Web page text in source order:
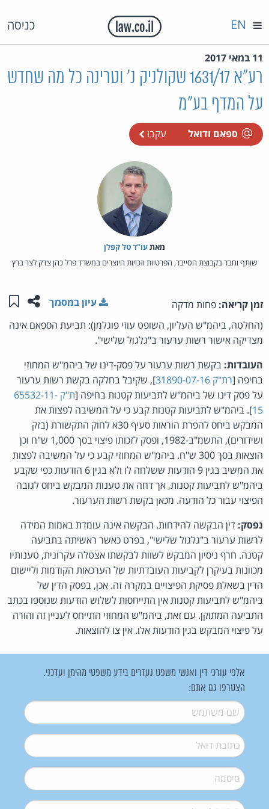
כניסה EN
11 במאי 2017
רע"א 1631/17 שקולניק נ' וטרינה כל מה שחדש
על המדף בע"מ
ספאם ודואל עקבו
מאת‏עו"ד טל קפלן
שותף וחבר בקבוצת הסייבר, הפרטיות וזכויות היוצרים במשרד פרל כהן צדק לצר ברץ
זמן קריאה: פחות מדקה שתפו
עיון במסמך
(החלטה, ביהמ"ש העליון, השופט עוזי פוגלמן): תביעת הספאם אינה
מצדיקה אישור רשות ערעור ב"גלגול שלישי".
העובדות: בקשת רשות ערעור על פסק-דינו של ביהמ"ש המחוזי
בחיפה [רת"ק 31890-07-16
], שקיבל בחלקה בקשת רשות ערעור
על פסק דינו של ביהמ"ש לתביעות קטנות בחיפה [
ת"ק 65532-11-
15]. ביהמ"ש לתביעות קטנות קבע כי על המשיבה לפצות את
המבקש ביחס להפרת הוראות סעיף 30א לחוק התקשורת (בזק
ושידורים), התשמ"ב-1982, ופסק לזכותו פיצוי בסך 1,000 ש"ח וכן
הוצאות בסך 300 ש"ח. ביהמ"ש המחוזי קבע כי על המשיבה לפצות
את המשיב בגין 9 הודעות ששלחה לו ולא בגין 6 הודעות כפי שקבע
ביהמ"ש לתביעות קטנות, אך דחה את טענות המבקש ביחס לגובה
הפיצוי עבור כל הודעה. מכאן בקשת רשות הערעור.
נפסק: דין הבקשה להידחות. הבקשה אינה עומדת באמות המידה
לרשות ערעור ב"גלגול שלישי", בפרט כאשר ראשיתה בתביעה
קטנה. חרף ניסיון המבקש לשוות לבקשתו אצטלה עקרונית, טענותיו
מכוונות בעיקרן לקביעות העובדתיות של הערכאות הקודמות וליישום
הדין בשאלת פסיקת הפיצויים במקרה זה. אכן, בפסק הדין של
ביהמ"ש לתביעות קטנות אין התייחסות לשלוש הודעות שנוספו בכתב
התביעה המתוקן. עם זאת, ביהמ"ש המחוזי התייחס לעניין זה והורה
על פיצוי המבקש בגין הודעות אלו. אין צו להוצאות.
אלפי עורכי דין ואנשי משפט נעזרים בידע משפטי מהימן ועדכני.
הצטרפו גם אתם:
שם משתמש*
דואל*
סיסמה*